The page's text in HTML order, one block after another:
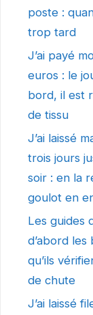
poste :
trop tard
J’ai payé
euros : le
bord, il est
de tissu
J’ai laissé
trois jours
soir : en la
goulot en
Les guides
d’abord
qu’ils
de chute
J’ai laissé